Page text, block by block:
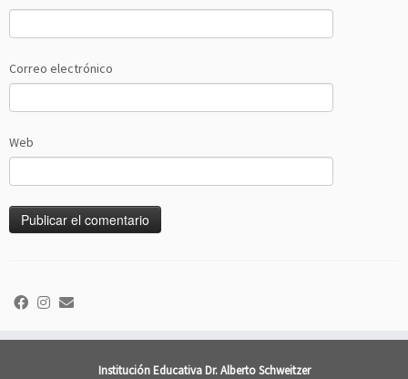
Correo electrónico
Web
Institución Educativa Dr. Alberto Schweitzer